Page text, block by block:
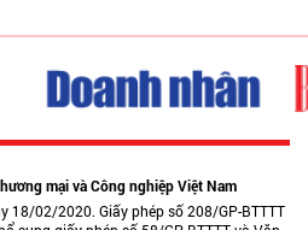
mại và Công nghiệp Việt Nam
18/02/2020. Giấy phép số 208/GP-BTTTT